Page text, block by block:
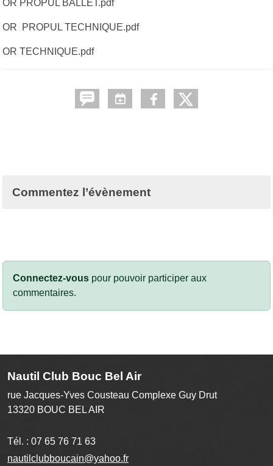
OR PROPUL BALLET.pdf
OR PROPUL TECHNIQUE.pdf
OR TECHNIQUE.pdf
Commentez l’évènement
Connectez-vous pour pouvoir participer aux
commentaires.
Nautil Club Bouc Bel Air
rue Jacques-Yves Cousteau Complexe Guy Drut
13320 BOUC BEL AIR
Tél. : 07 65 76 71 63
nautilclubboucain@yahoo.fr